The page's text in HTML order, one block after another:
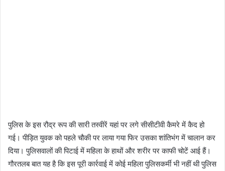
पुलिस के इस रौद्र रूप की सारी तस्वीरें यहां पर लगे सीसीटीवी कैमरे में कैद हो
गई। पीड़ित युवक को पहले चौकी पर लाया गया फिर उसका शांतिभंग में चालान कर
दिया। पुलिसवालों की पिटाई में महिला के हाथों और शरीर पर काफी चोटें आई हैं।
गौरतलब बात यह है कि इस पूरी कार्रवाई में कोई महिला पुलिसकर्मी भी नहीं थी पुलिस